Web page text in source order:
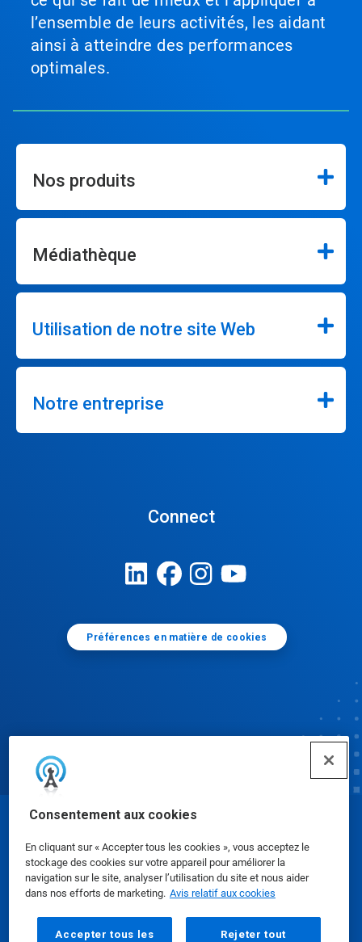
Consentement aux cookies
En cliquant sur « Accepter tous les cookies », vous acceptez le
stockage des cookies sur votre appareil pour améliorer la
navigation sur le site, analyser l’utilisation du site et nous aider
dans nos efforts de marketing. Avis relatif aux cookies
Accepter tous les Rejeter tout
l’ensemble de leurs activités, les aidant
ainsi à atteindre des performances
optimales.
Nos produits
Médiathèque
Utilisation de notre site Web
Notre entreprise
Connect
Préférences en matière de cookies
Fiches signalétiques|Politique de confidentialité
Modalités d'utilisation